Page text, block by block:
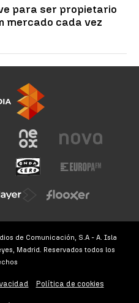
para ser propietario
mercado cada vez
de Comunicación, S.A - A. Isla
Madrid. Reservados todos los
Política de cookies